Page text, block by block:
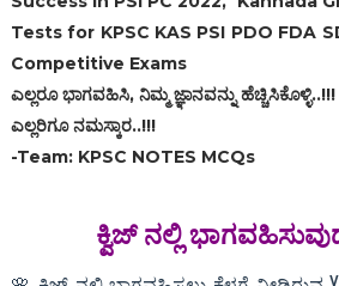
Tests for KPSC KAS PSI PDO FDA
Competitive Exams
ಎಲ್ಲರೂ ಭಾಗವಹಿಸಿ, ನಿಮ್ಮ ಜ್ಞಾನವನ್ನು ಹೆಚ್ಚಿಸಿಕೊಳ್ಳಿ..!!!
ಎಲ್ಲರಿಗೂ ನಮಸ್ಕಾರ..!!!
-Team: KPSC NOTES MCQs
ಕ್ವಿಜ್ ನಲ್ಲಿ‌